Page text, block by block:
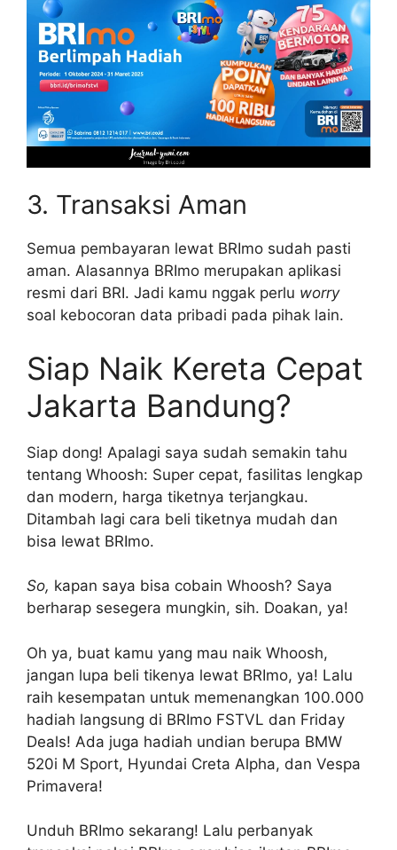
3. Transaksi Aman
Semua pembayaran lewat BRImo sudah pasti
aman. Alasannya BRImo merupakan aplikasi
resmi dari BRI. Jadi kamu nggak perlu worry
soal kebocoran data pribadi pada pihak lain.
Siap Naik Kereta Cepat
Jakarta Bandung?
Siap dong! Apalagi saya sudah semakin tahu
tentang Whoosh: Super cepat, fasilitas lengkap
dan modern, harga tiketnya terjangkau.
Ditambah lagi cara beli tiketnya mudah dan
bisa lewat BRImo.
So, kapan saya bisa cobain Whoosh? Saya
berharap sesegera mungkin, sih. Doakan, ya!
Oh ya, buat kamu yang mau naik Whoosh,
jangan lupa beli tikenya lewat BRImo, ya! Lalu
raih kesempatan untuk memenangkan 100.000
hadiah langsung di BRImo FSTVL dan Friday
Deals! Ada juga hadiah undian berupa BMW
520i M Sport, Hyundai Creta Alpha, dan Vespa
Primavera!
Unduh BRImo sekarang! Lalu perbanyak